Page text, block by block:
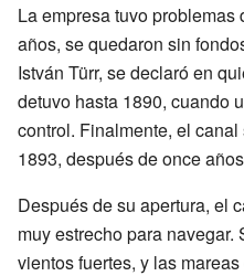
La empresa tuvo
años, se quedaron sin
István Türr, se declaró en
detuvo hasta 1890, cuando
control. Finalmente, el
1893, después de once
Después de su apertura, el
muy estrecho para
vientos fuertes, y las